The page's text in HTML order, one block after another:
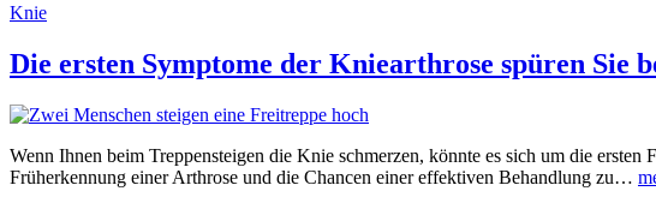
Knie
Die ersten Symptome der Kniearthrose spüren Sie
Wenn Ihnen beim Treppensteigen die Knie schmerzen, könnte es sich um die
Früherkennung einer Arthrose und die Chancen einer effektiven Behandlung zu…